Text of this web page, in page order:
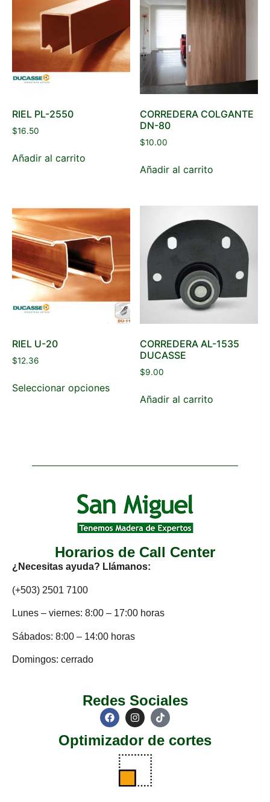
RIEL PL-2550
$16.50
Añadir al carrito
CORREDERA COLGANTE
DN-80
$10.00
Añadir al carrito
RIEL U-20
$12.36
Seleccionar opciones
CORREDERA AL-1535
DUCASSE
$9.00
Añadir al carrito
Horarios de Call Center
¿Necesitas ayuda? Llámanos:
(+503) 2501 7100
Lunes – viernes: 8:00 – 17:00 horas
Sábados: 8:00 – 14:00 horas
Domingos: cerrado
Redes Sociales
Optimizador de cortes